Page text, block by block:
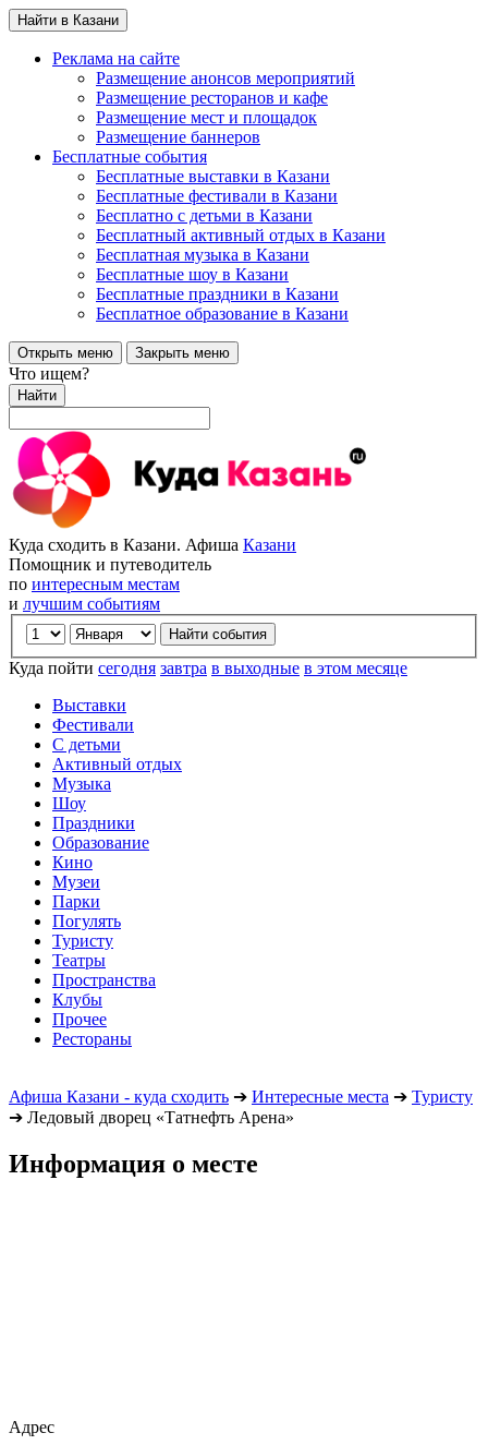
Найти в Казани
Реклама на сайте
Размещение анонсов мероприятий
Размещение ресторанов и кафе
Размещение мест и площадок
Размещение баннеров
Бесплатные события
Бесплатные выставки в Казани
Бесплатные фестивали в Казани
Бесплатно с детьми в Казани
Бесплатный активный отдых в Казани
Бесплатная музыка в Казани
Бесплатные шоу в Казани
Бесплатные праздники в Казани
Бесплатное образование в Казани
Открыть меню Закрыть меню
Что ищем?
Найти
Куда сходить в Казани. Афиша Казани
Помощник и путеводитель
по интересным местам
и лучшим событиям
Куда пойти сегодня завтра в выходные в этом месяце
Выставки
Фестивали
С детьми
Активный отдых
Музыка
Шоу
Праздники
Образование
Кино
Музеи
Парки
Погулять
Туристу
Театры
Пространства
Клубы
Прочее
Рестораны
Афиша Казани - куда сходить ➔ Интересные места ➔ Туристу
➔ Ледовый дворец «Татнефть Арена»
Информация о месте
Адрес